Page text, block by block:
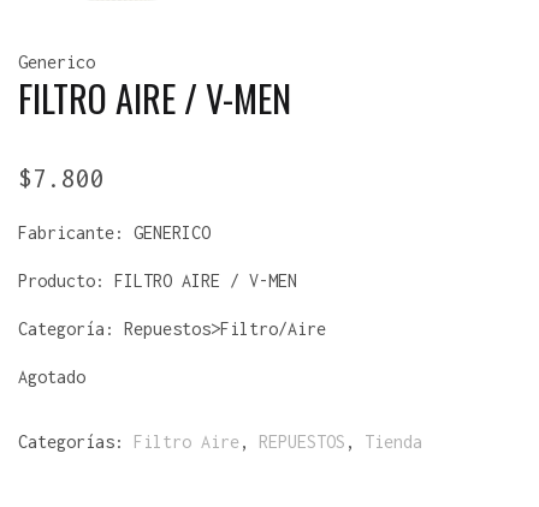
Generico
FILTRO AIRE / V-MEN
$7.800
Fabricante: GENERICO
Producto: FILTRO AIRE / V-MEN
Categoría: Repuestos>Filtro/Aire
Agotado
Categorías: Filtro Aire , REPUESTOS , Tienda